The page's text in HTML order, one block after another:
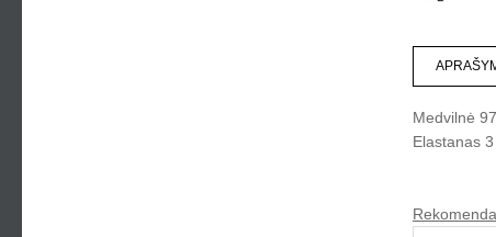
Medvilnė
Elastanas